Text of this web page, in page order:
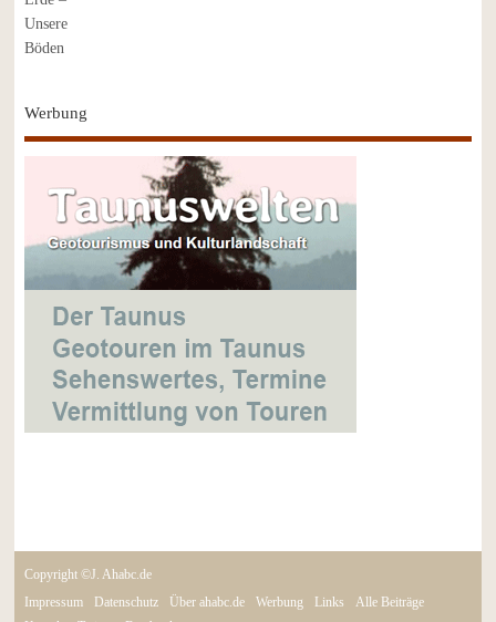
Werbung
Copyright ©J. Ahabc.de
Impressum
Datenschutz Über ahabc.de Werbung Links
Alle Beiträge